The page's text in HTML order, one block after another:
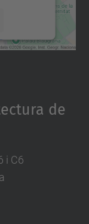
de
i C6